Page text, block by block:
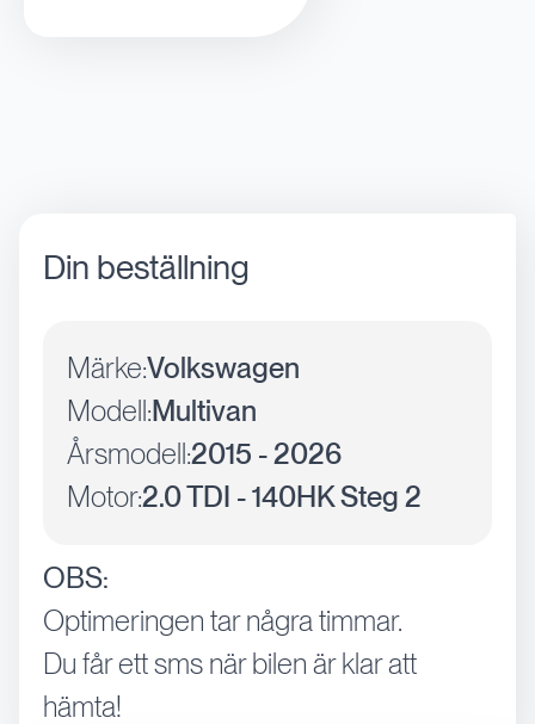
Din beställning
Märke:Volkswagen
Modell:Multivan
Årsmodell:2015 - 2026
Motor:2.0 TDI - 140HK Steg 2
OBS:
Optimeringen tar några timmar.
Du får ett sms när bilen är klar att
hämta!